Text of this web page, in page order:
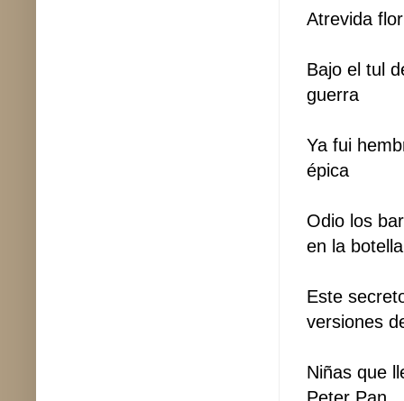
Atrevida
Bajo el tul
guerra
Ya fui
épica
Odio los
en la botella
Este
versiones
Niñas que